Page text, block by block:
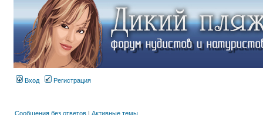
Вход Регистрация
Сообщения без ответов | Активные темы